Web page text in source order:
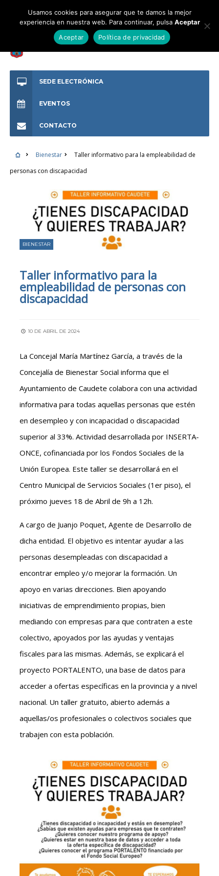
SEDE ELECTRÓNICA
EVENTOS
CONTACTO
Bienestar
Taller informativo para la empleabilidad de
personas con discapacidad
BIENESTAR
Taller informativo para la
empleabilidad de personas con
discapacidad
10 DE ABRIL DE 2024
La Concejal María Martínez García, a través de la
Concejalía de Bienestar Social informa que el
Ayuntamiento de Caudete colabora con una actividad
informativa para todas aquellas personas que estén
en desempleo y con incapacidad o discapacidad
superior al 33%. Actividad desarrollada por INSERTA-
ONCE, cofinanciada por los Fondos Sociales de la
Unión Europea. Este taller se desarrollará en el
Centro Municipal de Servicios Sociales (1er piso), el
próximo jueves 18 de Abril de 9h a 12h.
A cargo de Juanjo Poquet, Agente de Desarrollo de
dicha entidad. El objetivo es intentar ayudar a las
personas desempleadas con discapacidad a
encontrar empleo y/o mejorar la formación. Un
apoyo en varias direcciones. Bien apoyando
iniciativas de emprendimiento propias, bien
mediando con empresas para que contraten a este
colectivo, apoyados por las ayudas y ventajas
fiscales para las mismas. Además, se explicará el
proyecto PORTALENTO, una base de datos para
acceder a ofertas específicas en la provincia y a nivel
nacional. Un taller gratuito, abierto además a
aquellas/os profesionales o colectivos sociales que
trabajen con esta población.
Usamos cookies para asegurar que te damos la mejor
experiencia en nuestra web. Para continuar, pulsa Aceptar
Aceptar
Política de privacidad